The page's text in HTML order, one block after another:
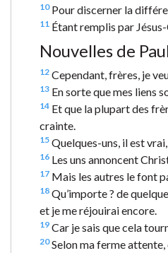
10Pour discerner la
11 Étant remplis par
Nouvelles de
12 Cependant, frères, je
13 En sorte que mes liens
14 Et que la plupart des
crainte.
15 Quelques-uns, il est
16 Les uns annoncent
17 Mais les autres le font
18 Qu’importe ? de
et je me réjouirai encore.
19 Car je sais que cela
20Selon ma ferme attente,